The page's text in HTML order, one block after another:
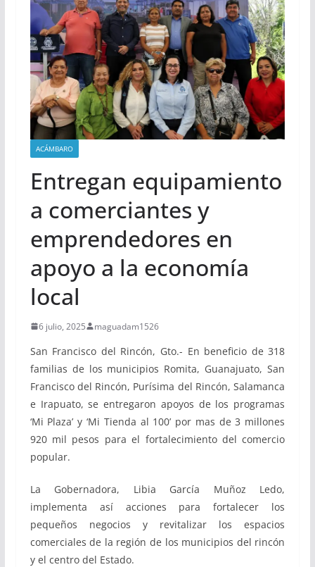
ACÁMBARO
Entregan equipamiento
a comerciantes y
emprendedores en
apoyo a la economía
local
6 julio, 2025 maguadam1526
San Francisco del Rincón, Gto.- En beneficio de 318
familias de los municipios Romita, Guanajuato, San
Francisco del Rincón, Purísima del Rincón, Salamanca
e Irapuato, se entregaron apoyos de los programas
‘Mi Plaza’ y ‘Mi Tienda al 100’ por mas de 3 millones
920 mil pesos para el fortalecimiento del comercio
popular.
La Gobernadora, Libia García Muñoz Ledo,
implementa así acciones para fortalecer los
pequeños negocios y revitalizar los espacios
comerciales de la región de los municipios del rincón
y el centro del Estado.